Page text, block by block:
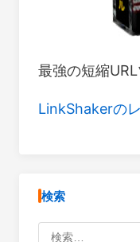
最強の短縮
LinkShakerの
検索
検索: